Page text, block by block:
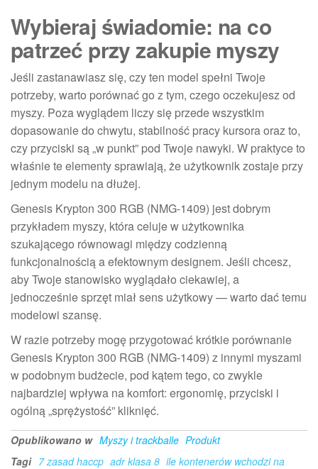
Wybieraj świadomie: na co
patrzeć przy zakupie myszy
Jeśli zastanawiasz się, czy ten model spełni Twoje
potrzeby, warto porównać go z tym, czego oczekujesz od
myszy. Poza wyglądem liczy się przede wszystkim
dopasowanie do chwytu, stabilność pracy kursora oraz to,
czy przyciski są „w punkt” pod Twoje nawyki. W praktyce to
właśnie te elementy sprawiają, że użytkownik zostaje przy
jednym modelu na dłużej.
Genesis Krypton 300 RGB (NMG-1409) jest dobrym
przykładem myszy, która celuje w użytkownika
szukającego równowagi między codzienną
funkcjonalnością a efektownym designem. Jeśli chcesz,
aby Twoje stanowisko wyglądało ciekawiej, a
jednocześnie sprzęt miał sens użytkowy — warto dać temu
modelowi szansę.
W razie potrzeby mogę przygotować krótkie porównanie
Genesis Krypton 300 RGB (NMG-1409) z innymi myszami
w podobnym budżecie, pod kątem tego, co zwykle
najbardziej wpływa na komfort: ergonomię, przyciski i
ogólną „sprężystość” kliknięć.
Opublikowano w Myszy i trackballe Produkt
Tagi 7 zasad haccp adr klasa 8 ile kontenerów wchodzi na